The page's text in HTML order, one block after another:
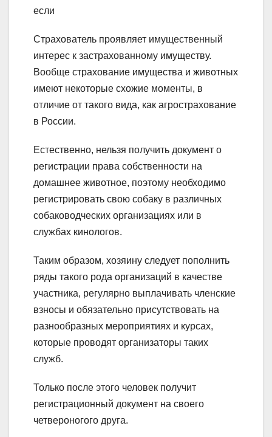
если
Страхователь проявляет имущественный
интерес к застрахованному имуществу.
Вообще страхование имущества и животных
имеют некоторые схожие моменты, в
отличие от такого вида, как агрострахование
в России.
Естественно, нельзя получить документ о
регистрации права собственности на
домашнее животное, поэтому необходимо
регистрировать свою собаку в различных
собаководческих организациях или в
службах кинологов.
Таким образом, хозяину следует пополнить
ряды такого рода организаций в качестве
участника, регулярно выплачивать членские
взносы и обязательно присутствовать на
разнообразных мероприятиях и курсах,
которые проводят организаторы таких
служб.
Только после этого человек получит
регистрационный документ на своего
четвероногого друга.